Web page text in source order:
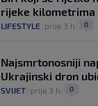
rijeke kilometrima
LIFESTYLE prije 3 h 0
Najsmrtonosniji
Ukrajinski dron
SVIJET prije 3 h 0